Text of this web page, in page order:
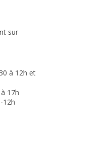
sur
à 12h et
17h
12h